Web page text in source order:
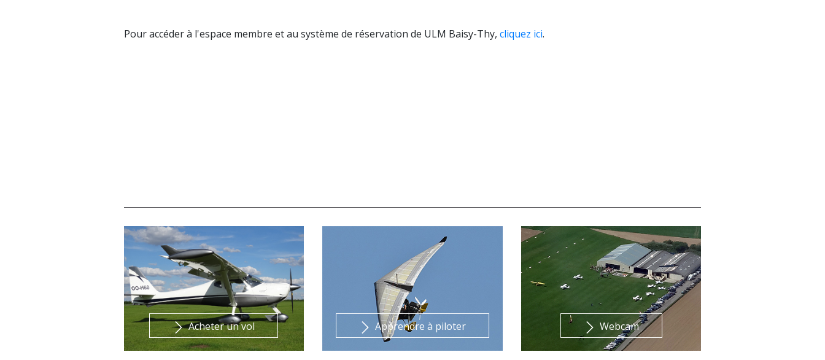
Pour accéder à l'espace membre et au système de réservation de ULM Baisy-Thy, cliquez ici.
Acheter un vol Apprendre à piloter Webcam